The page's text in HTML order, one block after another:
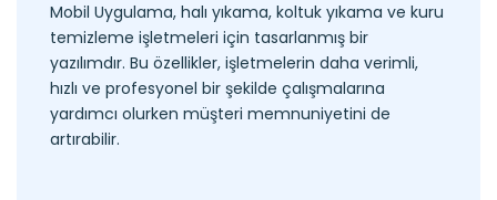
Mobil Uygulama, halı yıkama, koltuk yıkama ve kuru
temizleme işletmeleri için tasarlanmış bir
yazılımdır. Bu özellikler, işletmelerin daha verimli,
hızlı ve profesyonel bir şekilde çalışmalarına
yardımcı olurken müşteri memnuniyetini de
artırabilir.